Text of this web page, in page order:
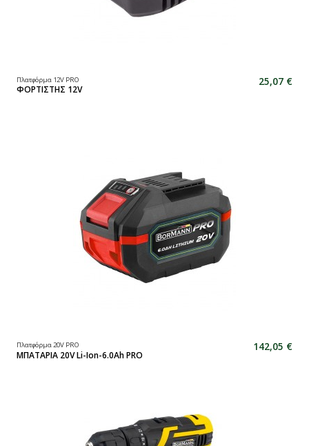
Πλατφόρμα 12V PRO
ΦΟΡΤΙΣΤΗΣ 12V
25,07 €
Πλατφόρμα 20V PRO
ΜΠΑΤΑΡΙΑ 20V Li-Ion-6.0Ah PRO
142,05 €